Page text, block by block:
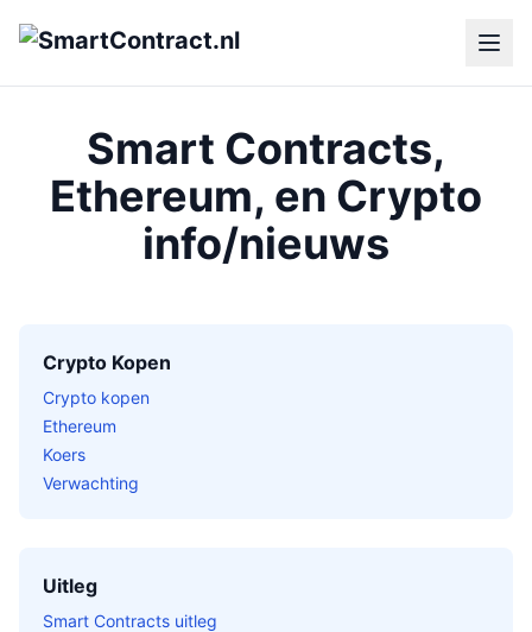
Smart Contracts,
Ethereum, en Crypto
info/nieuws
Crypto Kopen
Crypto kopen
Ethereum
Koers
Verwachting
Uitleg
Smart Contracts uitleg